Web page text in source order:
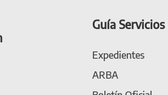
Guía Servicios
Expedientes
ARBA